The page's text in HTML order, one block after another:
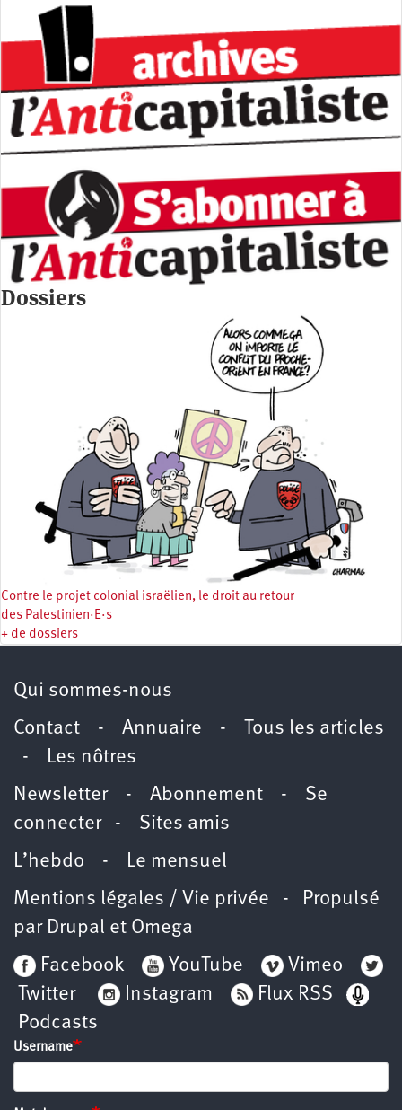
Dossiers
Contre le projet colonial israëlien, le droit au retour
des Palestinien·E·s
+ de dossiers
Qui sommes-nous
Contact - Annuaire -
Tous les articles
- Les nôtres
Newsletter- Abonnement - Se
connecter- Sites amis
L’hebdo - Le mensuel
Mentions légales / Vie privée - Propulsé
par Drupal et Omega
Facebook
YouTube
Vimeo
Twitter
Instagram
Flux RSS
Podcasts
Username